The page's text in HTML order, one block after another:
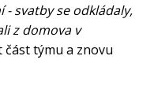
svatby se odkládaly,
z domova v
týmu a znovu